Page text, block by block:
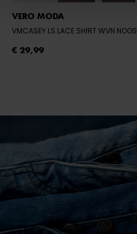
VERO MODA
VMCASEY LS LACE SHIRT WVN NOOS
€ 29,99